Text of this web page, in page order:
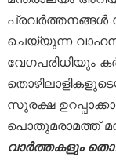
പ്രവർത്തനങ്ങൾ
ചെയ്യുന്ന
വേഗപരിധിയും
സുരക്ഷ
പൊതുമരാമത്ത്
വാർത്തകളും